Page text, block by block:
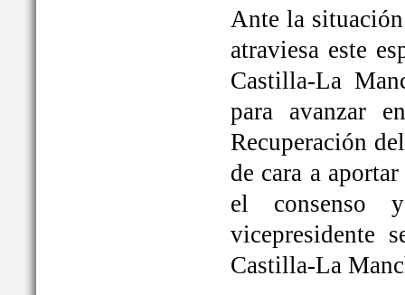
Ante la
atraviesa este
Castilla-La
para avanzar
Recuperación
de cara a
el consenso
vicepresidente
Castilla-La